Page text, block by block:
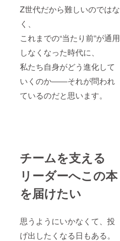
Z世代だから難しいのではな
く、
これまでの“当たり前”が通用
しなくなった時代に、
私たち自身がどう進化して
いくのか――それが問われ
ているのだと思います。
チームを支える
リーダーへこの本
を届けたい
思うようにいかなくて、投
げ出したくなる日もある。